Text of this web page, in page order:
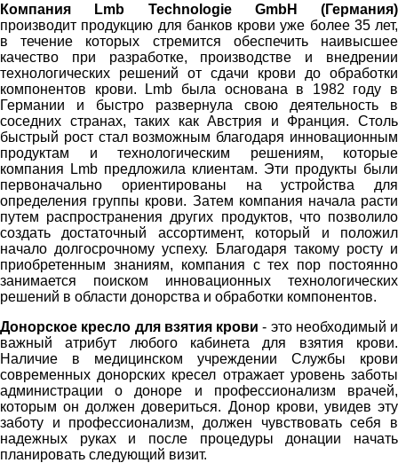
Компания Lmb Technologie GmbH (Германия)
производит продукцию для банков крови уже более 35 лет,
в течение которых стремится обеспечить наивысшее
качество при разработке, производстве и внедрении
технологических решений от сдачи крови до обработки
компонентов крови. Lmb была основана в 1982 году в
Германии и быстро развернула свою деятельность в
соседних странах, таких как Австрия и Франция. Столь
быстрый рост стал возможным благодаря инновационным
продуктам и технологическим решениям, которые
компания Lmb предложила клиентам. Эти продукты были
первоначально ориентированы на устройства для
определения группы крови. Затем компания начала расти
путем распространения других продуктов, что позволило
создать достаточный ассортимент, который и положил
начало долгосрочному успеху. Благодаря такому росту и
приобретенным знаниям, компания с тех пор постоянно
занимается поиском инновационных технологических
решений в области донорства и обработки компонентов.
Донорское кресло для взятия крови - это необходимый и
важный атрибут любого кабинета для взятия крови.
Наличие в медицинском учреждении Службы крови
современных донорских кресел отражает уровень заботы
администрации о доноре и профессионализм врачей,
которым он должен довериться. Донор крови, увидев эту
заботу и профессионализм, должен чувствовать себя в
надежных руках и после процедуры донации начать
планировать следующий визит.